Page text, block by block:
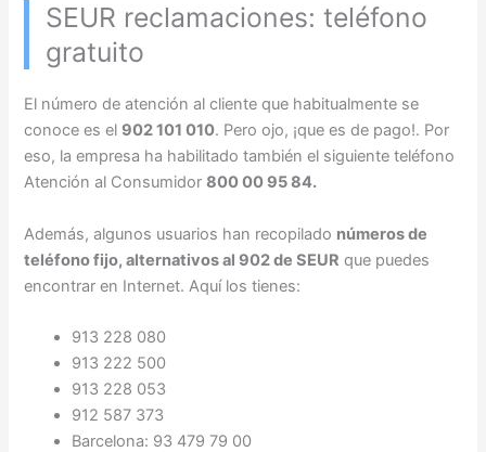
SEUR reclamaciones: teléfono
gratuito
El número de atención al cliente que habitualmente se
conoce es el 902 101 010. Pero ojo, ¡que es de pago!. Por
eso, la empresa ha habilitado también el siguiente teléfono
Atención al Consumidor800 00 95 84.
Además, algunos usuarios han recopilado números de
teléfono fijo, alternativos al 902 de SEUR que puedes
encontrar en Internet. Aquí los tienes:
913 228 080
913 222 500
913 228 053
912 587 373
Barcelona: 93 479 79 00